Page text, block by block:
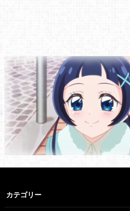
カテゴリー